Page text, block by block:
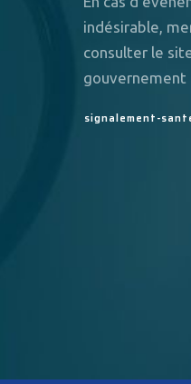
indésirable,
consulter le
gouvernement
signalement-